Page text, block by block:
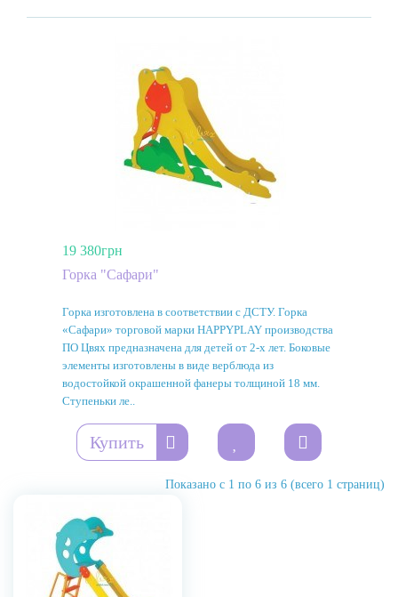
19 380грн
Горка "Сафари"
Горка изготовлена ​​в соответствии с ДСТУ. Горка
«Сафари» торговой марки HAPPYPLAY производства
ПО Цвях предназначена для детей от 2-х лет. Боковые
элементы изготовлены в виде верблюда из
водостойкой окрашенной фанеры толщиной 18 мм.
Ступеньки ле..
Купить
Показано с 1 по 6 из 6 (всего 1 страниц)